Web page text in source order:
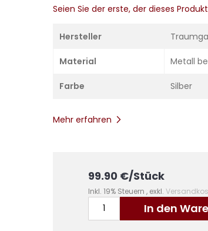
Seien Sie der erste, der dieses
Hersteller
Material Metall
Farbe Silber
Mehr erfahren
99.90 €/Stück
Inkl. 19% Steuern , exkl.
In den